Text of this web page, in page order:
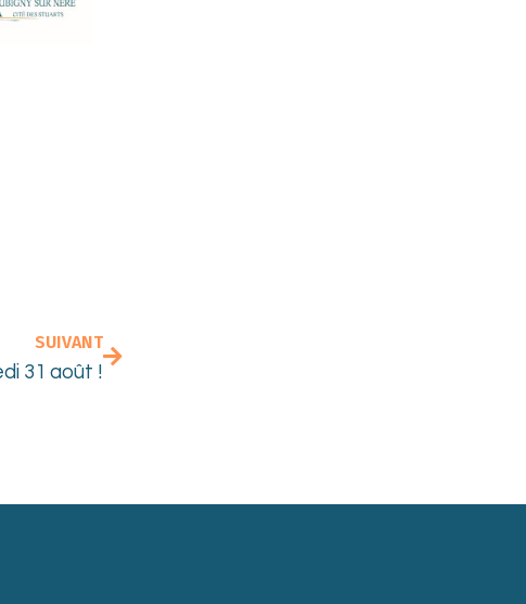
SUIVANT
31 août !